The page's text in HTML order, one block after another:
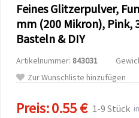
Unterstützung
Partner für
Analyse
Marketing.
ablehnen
Feines Glitzerpulver,
mm (200 Mikron), Pink,
Basteln & DIY
Artikelnummer: 843031
Zur Wunschliste hinzufügen
Preis:0.55 € 1-9 Stück